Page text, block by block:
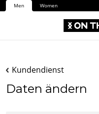
Men Women
Kundendienst
Daten ändern